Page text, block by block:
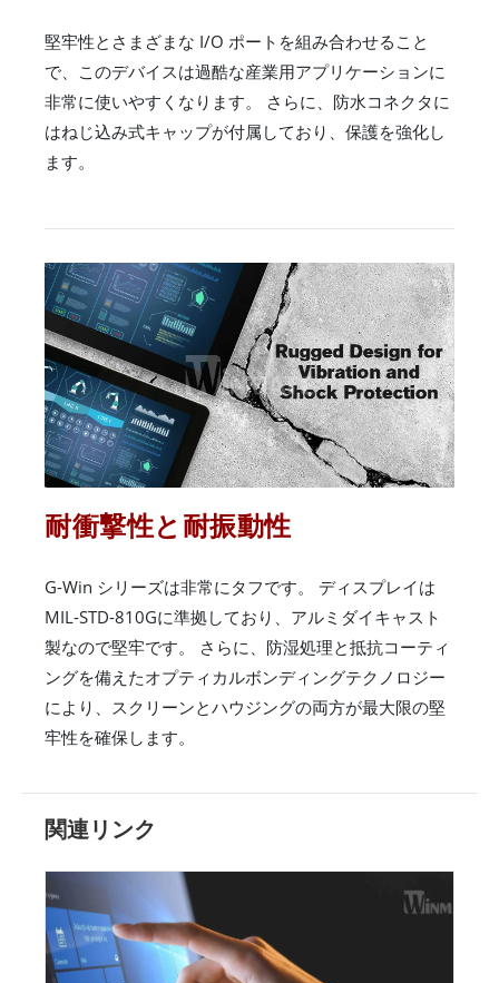
堅牢性とさまざまな I/O ポートを組み合わせること
で、このデバイスは過酷な産業用アプリケーションに
非常に使いやすくなります。 さらに、防水コネクタに
はねじ込み式キャップが付属しており、保護を強化し
ます。
耐衝撃性と耐振動性
G-Win シリーズは非常にタフです。 ディスプレイは
MIL-STD-810Gに準拠しており、アルミダイキャスト
製なので堅牢です。 さらに、防湿処理と抵抗コーティ
ングを備えたオプティカルボンディングテクノロジー
により、スクリーンとハウジングの両方が最大限の堅
牢性を確保します。
関連リンク